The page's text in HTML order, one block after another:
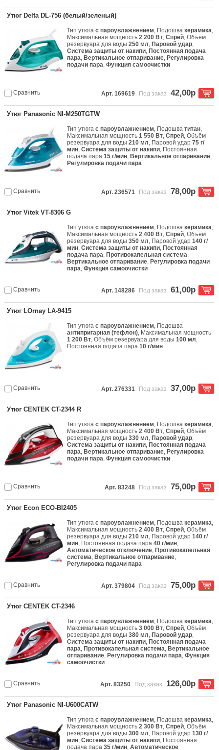
Утюг Delta DL-756 (белый/зеленый)
Тип утюгас пароувлажнением, Подошвакерамика,
Максимальная мощность2 200 Вт,Спрей, Объём
резервуара для воды250 мл, Паровой удар,
Система защиты от накипи, Постоянная подача
пара, Вертикальное отпаривание, Регулировка
подачи пара,Функция самоочистки
Сравнить Арт. 169619 Под заказ 42,00р
Утюг Panasonic NI-M250TGTW
Тип утюгас пароувлажнением, Подошватитан,
Максимальная мощность1 550 Вт,Спрей, Объём
резервуара для воды210 мл, Паровой удар75 г/
мин,Система защиты от накипи, Постоянная
подача пара15 г/мин, Вертикальное отпаривание,
Регулировка подачи пара
Сравнить Арт. 236571 Под заказ 78,00р
Утюг Vitek VT-8306 G
Тип утюгас пароувлажнением, Подошвакерамика,
Максимальная мощность2 400 Вт,Спрей, Объём
резервуара для воды350 мл, Паровой удар140 г/
мин,Система защиты от накипи, Постоянная
подача пара, Противокапельная система,
Вертикальное отпаривание, Регулировка подачи
пара,Функция самоочистки
Сравнить Арт. 148286 Под заказ 61,00р
Утюг LOrnay LA-9415
Тип утюгас пароувлажнением, Подошва
антипригарная (тефлон), Максимальная мощность
1 200 Вт, Объём резервуара для воды100 мл,
Постоянная подача пара10 г/мин
Сравнить Арт. 276331 Под заказ 37,00р
Утюг CENTEK CT-2344 R
Тип утюгас пароувлажнением, Подошвакерамика,
Максимальная мощность2 400 Вт,Спрей, Объём
резервуара для воды330 мл, Паровой удар,
Система защиты от накипи, Постоянная подача
пара, Вертикальное отпаривание, Регулировка
подачи пара,Функция самоочистки
Сравнить Арт. 83248 Под заказ 75,00р
Утюг Econ ECO-BI2405
Тип утюгас пароувлажнением, Подошвакерамика,
Максимальная мощность2 400 Вт,Спрей, Объём
резервуара для воды210 мл, Паровой удар140 г/
мин, Постоянная подача пара40 г/мин,
Автоматическое отключение, Противокапельная
система, Вертикальное отпаривание,
Регулировка подачи пара
Сравнить Арт. 379804 Под заказ 75,00р
Утюг CENTEK CT-2346
Тип утюгас пароувлажнением, Подошвакерамика,
Максимальная мощность3 000 Вт,Спрей, Объём
резервуара для воды380 мл, Паровой удар,
Система защиты от накипи, Постоянная подача
пара, Противокапельная система, Вертикальное
отпаривание, Регулировка подачи пара,Функция
самоочистки
Сравнить Арт. 83250 Под заказ 126,00р
Утюг Panasonic NI-U600CATW
Тип утюгас пароувлажнением, Подошвакерамика,
Максимальная мощность2 300 Вт,Спрей, Объём
резервуара для воды300 мл, Паровой удар130 г/
мин,Система защиты от накипи, Постоянная
подача пара35 г/мин,Автоматическое